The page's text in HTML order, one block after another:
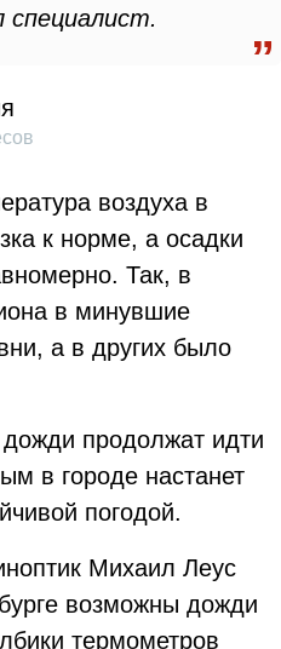
воздуха в
к норме, а осадки
Так, в
в минувшие
а в других было
продолжат идти
в городе настанет
погодой.
Михаил Леус
возможны дожди
термометров